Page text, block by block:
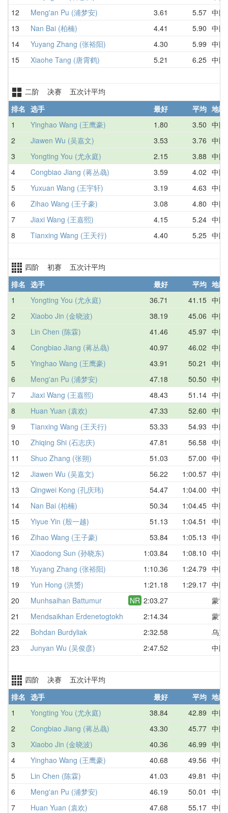
12
Meng'an Pu (浦梦安) 3.61 5.57 中国
13
Nan Bai (柏楠) 4.41 5.90 中国
14
Yuyang Zhang (张裕阳) 4.30 5.99 中国
15
Xiaohe Tang (唐霄鹤) 5.21 6.25 中国
二阶 决赛 五次计平均
排名 选手 最好 平均 地区
1
Yinghao Wang (王鹰豪) 1.80 3.50 中国
2
Jiawen Wu (吴嘉文) 3.53 3.76 中国
3
Yongting You (尤永庭) 2.15 3.88 中国
4
Congbiao Jiang (蒋丛骉) 3.59 4.02 中国
5
Yuxuan Wang (王宇轩) 3.19 4.63 中国
6
Zihao Wang (王子豪) 3.08 4.80 中国
7
Jiaxi Wang (王嘉熙) 4.15 5.24 中国
8
Tianxing Wang (王天行) 4.40 5.25 中国
四阶 初赛 五次计平均
排名 选手 最好 平均 地区
1
Yongting You (尤永庭) 36.71 41.15 中国
2
Xiaobo Jin (金晓波) 38.19 45.06 中国
3
Lin Chen (陈霖) 41.46 45.97 中国
4
Congbiao Jiang (蒋丛骉) 40.97 46.02 中国
5
Yinghao Wang (王鹰豪) 43.91 50.21
中国
6
Meng'an Pu (浦梦安) 47.18 50.50 中国
7
Jiaxi Wang (王嘉熙) 48.43 51.14 中国
8
Huan Yuan (袁欢) 47.33 52.60 中国
9
Tianxing Wang (王天行) 53.33 54.93 中国
10
Zhiqing Shi (石志庆) 47.81 56.58 中国
11
Shuo Zhang (张朔) 51.03 57.00 中国
12
Jiawen Wu (吴嘉文) 56.22 1:00.57 中国
13
Qingwei Kong (孔庆玮) 54.47 1:04.00 中国
14
Nan Bai (柏楠) 50.34 1:04.45 中国
15
Yiyue Yin (殷一越) 51.13 1:04.51
中国
16
Zihao Wang (王子豪) 53.84 1:05.13 中国
17
Xiaodong Sun (孙晓东) 1:03.84 1:08.10 中国
18
Yuyang Zhang (张裕阳) 1:10.36 1:24.79 中国
19
Yun Hong (洪赟) 1:21.18 1:29.17 中国
20
Munhsaihan Battumur NR 2:03.27
蒙古
21
Mendsaikhan Erdenetogtokh 2:14.34
蒙古
22
Bohdan Burdyliak 2:32.58
乌克
23
Junyan Wu (吴俊彦) 2:47.52 中国
四阶 决赛 五次计平均
排名 选手 最好 平均 地区
1
Yongting You (尤永庭) 38.84 42.89 中国
2
Congbiao Jiang (蒋丛骉) 43.30 45.77 中国
3
Xiaobo Jin (金晓波) 40.36 46.99 中国
4
Yinghao Wang (王鹰豪) 40.68 49.56 中国
5
Lin Chen (陈霖) 41.03 49.81
中国
6
Meng'an Pu (浦梦安) 46.19 50.01
中国
7
Huan Yuan (袁欢) 47.68 55.17 中国